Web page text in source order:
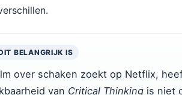
BELANGRIJK IS
over schaken zoekt op Netflix,
van Critical Thinking is niet